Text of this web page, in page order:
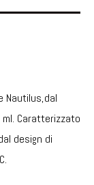
Nautilus,dal
Caratterizzato
design di